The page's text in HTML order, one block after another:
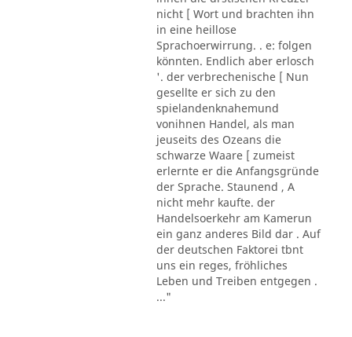
nicht [ Wort und brachten ihn
in eine heillose
Sprachoerwirrung. . e: folgen
könnten. Endlich aber erlosch
'. der verbrechenische [ Nun
gesellte er sich zu den
spielandenknahemund
vonihnen Handel, als man
jeuseits des Ozeans die
schwarze Waare [ zumeist
erlernte er die Anfangsgründe
der Sprache. Staunend , A
nicht mehr kaufte. der
Handelsoerkehr am Kamerun
ein ganz anderes Bild dar . Auf
der deutschen Faktorei tbnt
uns ein reges, fröhliches
Leben und Treiben entgegen .
..."